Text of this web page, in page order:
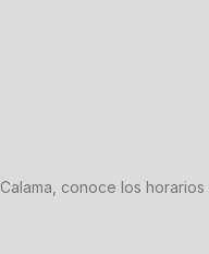
conoce los horarios